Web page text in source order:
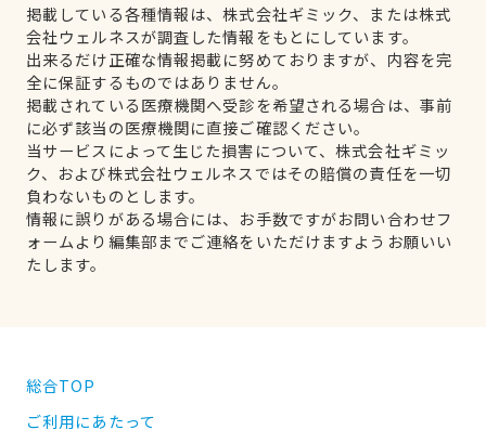
掲載している各種情報は、株式会社ギミック、または株式
会社ウェルネスが調査した情報をもとにしています。
出来るだけ正確な情報掲載に努めておりますが、内容を完
全に保証するものではありません。
掲載されている医療機関へ受診を希望される場合は、事前
に必ず該当の医療機関に直接ご確認ください。
当サービスによって生じた損害について、株式会社ギミッ
ク、および株式会社ウェルネスではその賠償の責任を一切
負わないものとします。
情報に誤りがある場合には、お手数ですがお問い合わせフ
ォームより編集部までご連絡をいただけますようお願いい
たします。
総合TOP
ご利用にあたって